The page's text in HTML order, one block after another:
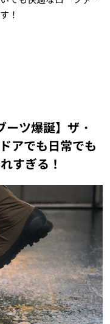
！
ツ爆誕】ザ・
アでも日常でも
すぎる！